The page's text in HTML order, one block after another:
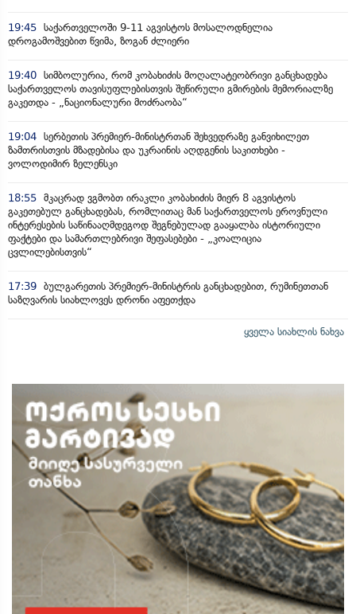
19:45 საქართველოში 9-11 აგვისტოს მოსალოდნელია
დროგამოშვებით წვიმა, ზოგან ძლიერი
19:40 სიმბოლურია, რომ კობახიძის მოღალატეობრივი განცხადება
საქართველოს თავისუფლებისთვის შეწირული გმირების მემორიალზე
გაკეთდა - „ნაციონალური მოძრაობა“
19:04 სერბეთის პრემიერ-მინისტრთან შეხვედრაზე განვიხილეთ
ზამთრისთვის მზადებისა და უკრაინის აღდგენის საკითხები -
ვოლოდიმირ ზელენსკი
18:55 მკაცრად ვგმობთ ირაკლი კობახიძის მიერ 8 აგვისტოს
გაკეთებულ განცხადებას, რომლითაც მან საქართველოს ეროვნული
ინტერესების საწინააღმდეგოდ შეგნებულად გააყალბა ისტორიული
ფაქტები და სამართლებრივი შეფასებები - „კოალიცია
ცვლილებისთვის“
17:39 ბულგარეთის პრემიერ-მინისტრის განცხადებით, რუმინეთთან
საზღვარის სიახლოვეს დრონი აფეთქდა
ყველა სიახლის ნახვა